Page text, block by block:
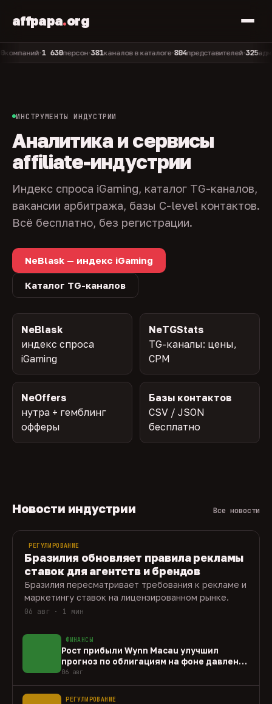
affpapa.org
•1 630персон•381каналов в каталоге•804представителей•325админов
ИНСТРУМЕНТЫ ИНДУСТРИИ
Аналитика и сервисы
affiliate-индустрии
Индекс спроса iGaming, каталог TG-каналов,
вакансии арбитража, базы C-level контактов.
Всё бесплатно, без регистрации.
NeBlask — индекс iGaming
Каталог TG-каналов
NeBlask
индекс спроса
iGaming
NeTGStats
TG-каналы: цены,
CPM
NeOffers
нутра + гемблинг
офферы
Базы контактов
CSV / JSON
бесплатно
Новости индустрии Все новости
РЕГУЛИРОВАНИЕ
Бразилия обновляет правила рекламы
ставок для агентств и брендов
Бразилия пересматривает требования к рекламе и
маркетингу ставок на лицензированном рынке.
06 авг · 1 мин
ФИНАНСЫ
Рост прибыли Wynn Macau улучшил
прогноз по облигациям на фоне давления
capex
06 авг
РЕГУЛИРОВАНИЕ